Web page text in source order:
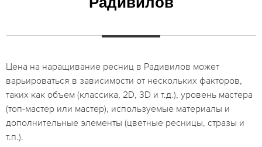
Цена на наращивание ресниц в Радивилов может
варьироваться в зависимости от нескольких факторов,
таких как объем (классика, 2D, 3D и т.д.), уровень мастера
(топ-мастер или мастер), используемые материалы и
дополнительные элементы (цветные ресницы, стразы и
т.п.).